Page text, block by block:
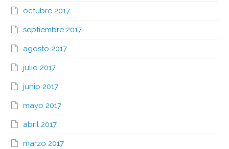
octubre 2017
septiembre 2017
agosto 2017
julio 2017
junio 2017
mayo 2017
abril 2017
marzo 2017